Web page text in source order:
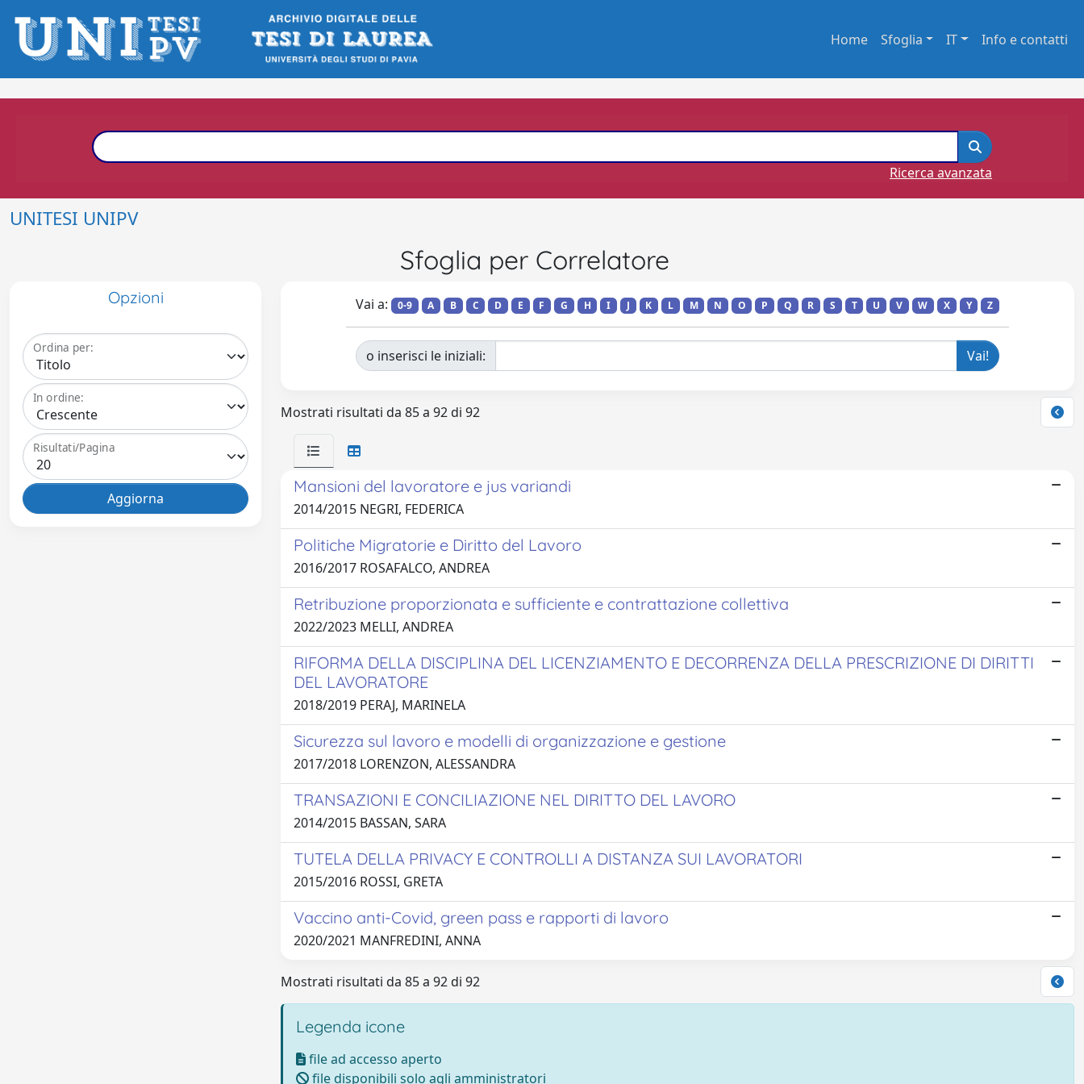
Home Sfoglia IT Info e contatti
Ricerca avanzata
UNITESI UNIPV
Sfoglia per Correlatore
Opzioni
Ordina per:
In ordine:
Risultati/Pagina
Vai a: 0-9 A B C D E F G H I J K L M N O P Q R S T U V W X Y Z
o inserisci le iniziali:
Mostrati risultati da 85 a 92 di 92
Mansioni del lavoratore e jus variandi
2014/2015 NEGRI, FEDERICA
Politiche Migratorie e Diritto del Lavoro
2016/2017 ROSAFALCO, ANDREA
Retribuzione proporzionata e sufficiente e contrattazione collettiva
2022/2023 MELLI, ANDREA
RIFORMA DELLA DISCIPLINA DEL LICENZIAMENTO E DECORRENZA DELLA PRESCRIZIONE DI DIRITTI
DEL LAVORATORE
2018/2019 PERAJ, MARINELA
Sicurezza sul lavoro e modelli di organizzazione e gestione
2017/2018 LORENZON, ALESSANDRA
TRANSAZIONI E CONCILIAZIONE NEL DIRITTO DEL LAVORO
2014/2015 BASSAN, SARA
TUTELA DELLA PRIVACY E CONTROLLI A DISTANZA SUI LAVORATORI
2015/2016 ROSSI, GRETA
Vaccino anti-Covid, green pass e rapporti di lavoro
2020/2021 MANFREDINI, ANNA
Mostrati risultati da 85 a 92 di 92
Legenda icone
file ad accesso aperto
file disponibili solo agli amministratori